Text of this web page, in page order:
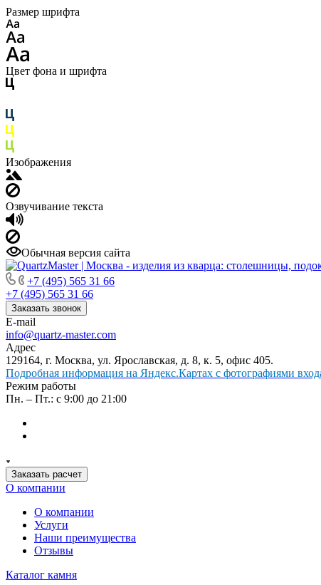
Размер шрифта
Цвет фона и шрифта
Изображения
Озвучивание текста
Обычная версия сайта
+7 (495) 565 31 66
+7 (495) 565 31 66
Заказать звонок
E-mail
info@quartz-master.com
Адрес
129164, г. Москва, ул. Ярославская, д. 8, к. 5, офис 405.
Подробная информация на Яндекс.Картах с фотографиями
Режим работы
Пн. – Пт.: с 9:00 до 21:00
Заказать расчет
О компании
О компании
Услуги
Наши преимущества
Отзывы
Каталог камня